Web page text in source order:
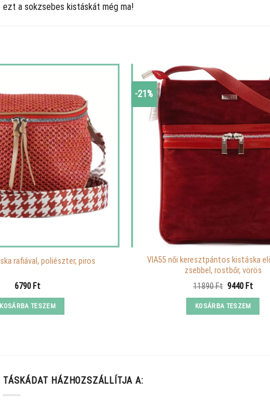
a sokzsebes kistáskát még ma!
rafiával, poliészter, piros
6790 Ft
KOSÁRBA TESZEM
-21%
VIA55 női keresztpántos kistáska
zsebbel, rostbőr, vörös
11890Ft Original
was:
11890 Ft.
9440 Ft
KOSÁRBA TESZEM
TÁSKÁDAT HÁZHOZSZÁLLÍTJA A: